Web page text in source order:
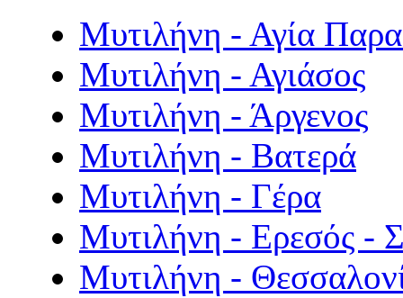
Μυτιλήνη - Αγία
Μυτιλήνη - Αγιάσος
Μυτιλήνη - Άργενος
Μυτιλήνη - Βατερά
Μυτιλήνη - Γέρα
Μυτιλήνη - Ερεσός -
Μυτιλήνη -